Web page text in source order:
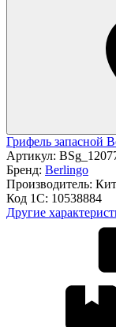
Грифель запасной
Артикул:
Бренд: Berlingo
Производитель:
Код 1С: 10538884
Другие